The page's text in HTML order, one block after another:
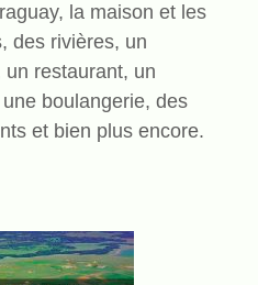
la maison et les
des rivières, un
restaurant, un
boulangerie, des
et bien plus encore.